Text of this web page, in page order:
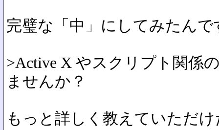
完璧な「中」にしてみたん
>Active X やスクリプト関係
ませんか？
もっと詳しく教えていただ